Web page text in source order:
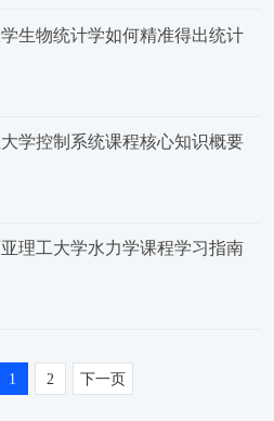
生物统计学如何精准得出统计
学控制系统课程核心知识概要
理工大学水力学课程学习指南
1 2 下一页